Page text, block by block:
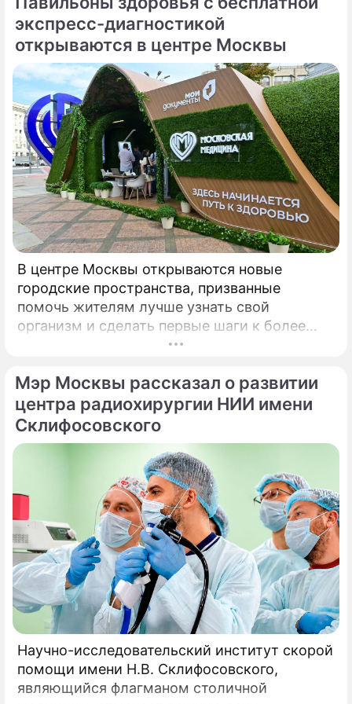
разному, пояснил депутат Госдумы,
председатель Союза дачников
Подмосковья» Никита Чаплин.
экспресс-диагностикой
открываются в центре Москвы
В центре Москвы открываются новые
городские пространства, призванные
помочь жителям лучше узнать свой
организм и сделать первые шаги к более
осознанному отношению к здоровью. Речь
начинают работу на столичных бульварах в
рамках масштабного городского проекта
«Лето в Москве».
Мэр Москвы рассказал о развитии
центра радиохирургии НИИ имени
Склифосовского
Научно-исследовательский институт скорой
помощи имени Н.В. Склифосовского,
являющийся флагманом столичной